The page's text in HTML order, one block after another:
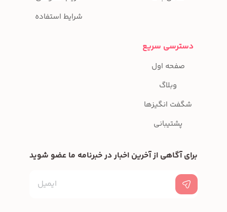
شرایط استفاده
دسترسی سریع
صفحه اول
وبلاگ
شگفت انگیزها
پشتیبانی
برای آگاهی از آخرین اخبار در خبرنامه ما عضو شوید